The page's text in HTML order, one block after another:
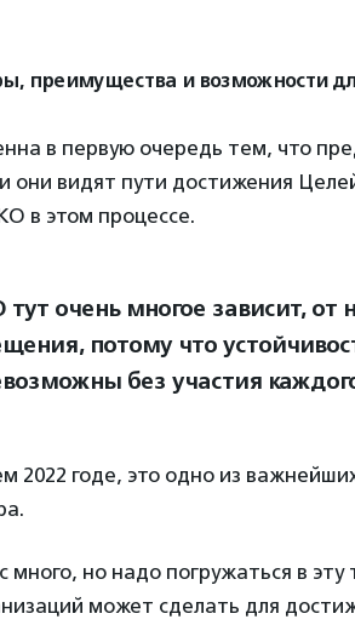
преимущества и возможности
в первую очередь тем, что
они видят пути достижения
в этом процессе.
очень многое зависит, от
потому что
без участия
2022 годе, это одно из
много, но надо погружаться в
может сделать для